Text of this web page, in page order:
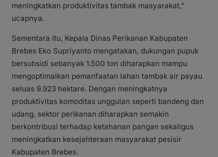
meningkatkan produktivitas tambak masyarakat,”
ucapnya.
Sementara itu, Kepala Dinas Perikanan Kabupaten
Brebes Eko Supriyanto mengatakan, dukungan pupuk
bersubsidi sebanyak 1.500 ton diharapkan mampu
mengoptimalkan pemanfaatan lahan tambak air payau
seluas 9.923 hektare. Dengan meningkatnya
produktivitas komoditas unggulan seperti bandeng dan
udang, sektor perikanan diharapkan semakin
berkontribusi terhadap ketahanan pangan sekaligus
meningkatkan kesejahteraan masyarakat pesisir
Kabupaten Brebes.